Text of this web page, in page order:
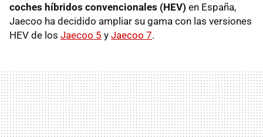
coches híbridos convencionales (HEV) en España,
Jaecoo ha decidido ampliar su gama con las versiones
HEV de los Jaecoo 5 y Jaecoo 7.